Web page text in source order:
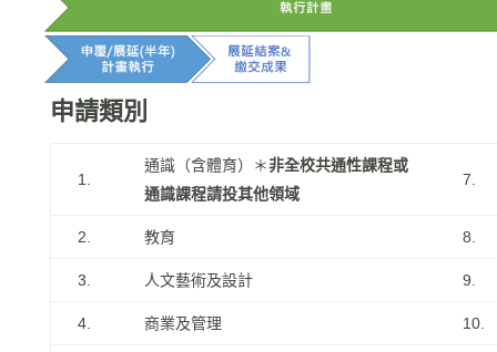
申請類別
1.
通識（含體育）＊非全校共通性課程或
通識課程請投其他領域
7.
2. 教育 8.
3. 人文藝術及設計 9.
4. 商業及管理 10.